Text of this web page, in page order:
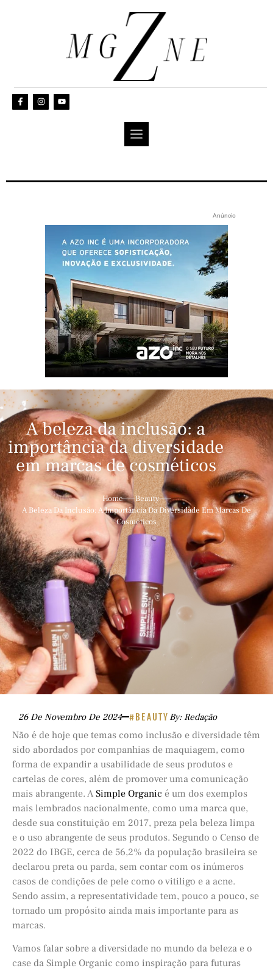
Anúncio
A beleza da inclusão: a
importância da diversidade
em marcas de cosméticos
Home
Beauty
A Beleza Da Inclusão: A Importância Da Diversidade Em Marcas De
Cosméticos
26 De Novembro De 2024 #BEAUTY By: Redação
Não é de hoje que temas como inclusão e diversidade têm
sido abordados por companhias de maquiagem, como
forma de expandir a usabilidade de seus produtos e
cartelas de cores, além de promover uma comunicação
mais abrangente. A Simple Organic é um dos exemplos
mais lembrados nacionalmente, como uma marca que,
desde sua constituição em 2017, preza pela beleza limpa
e o uso abrangente de seus produtos. Segundo o Censo de
2022 do IBGE, cerca de 56,2% da população brasileira se
declarou preta ou parda, sem contar com os inúmeros
casos de condições de pele como o vitiligo e a acne.
Sendo assim, a representatividade tem, pouco a pouco, se
tornado um propósito ainda mais importante para as
marcas.
Vamos falar sobre a diversidade no mundo da beleza e o
case da Simple Organic como inspiração para futuras